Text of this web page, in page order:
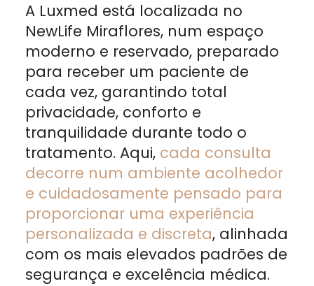
A Luxmed está localizada no
NewLife Miraflores, num espaço
moderno e reservado, preparado
para receber um paciente de
cada vez, garantindo total
privacidade, conforto e
tranquilidade durante todo o
tratamento. Aqui, cada consulta
decorre num ambiente acolhedor
e cuidadosamente pensado para
proporcionar uma experiência
personalizada e discreta, alinhada
com os mais elevados padrões de
segurança e excelência médica.